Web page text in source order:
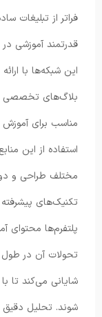
فراتر از تبلیغات
قدرتمند آموزشی در
این شبکه‌ها با
بلاگ‌های تخصصی
مناسب برای آموزش
استفاده از این
مختلف طراحی و
تکنیک‌های پیشرفته
پلتفرم‌ها محتوای
تحولات آن در طول
شایانی می‌کند تا
شوند. تحلیل دقیق